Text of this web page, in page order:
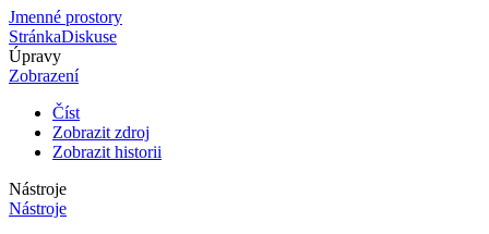
Jmenné prostory
StránkaDiskuse
Úpravy
Zobrazení
Číst
Zobrazit zdroj
Zobrazit historii
Nástroje
Nástroje